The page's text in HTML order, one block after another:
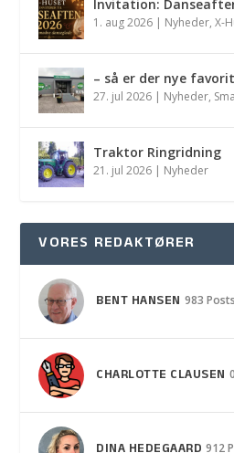
Invitation:
1. aug 2026 | Nyheder,X-
– så er der nye
27. jul 2026 | Nyheder,
Traktor Ringridning
21. jul 2026 | Nyheder
VORES REDAKTØRER
BENT HANSEN 983 Posts
CHARLOTTE CLAUSEN
912